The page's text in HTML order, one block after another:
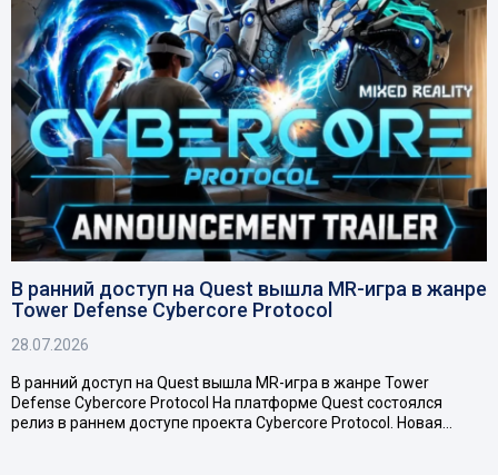
В ранний доступ на Quest вышла MR-игра в жанре
Tower Defense Cybercore Protocol
28.07.2026
В ранний доступ на Quest вышла MR-игра в жанре Tower
Defense Cybercore Protocol На платформе Quest состоялся
релиз в раннем доступе проекта Cybercore Protocol. Новая…